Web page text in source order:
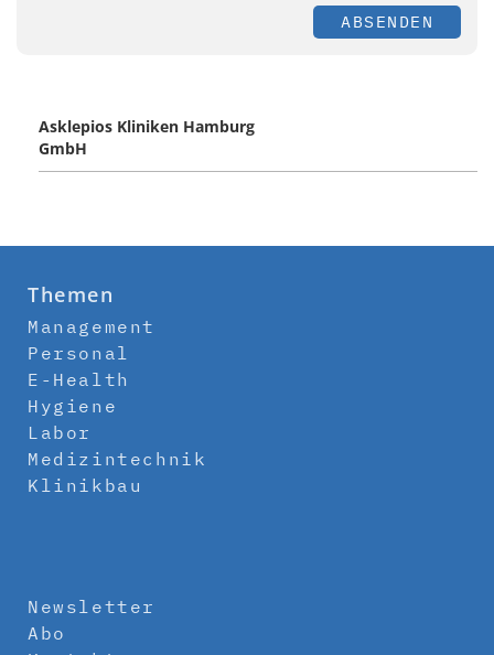
ABSENDEN
Asklepios Kliniken Hamburg
GmbH
Themen
Management
Personal
E-Health
Hygiene
Labor
Medizintechnik
Klinikbau
Newsletter
Abo